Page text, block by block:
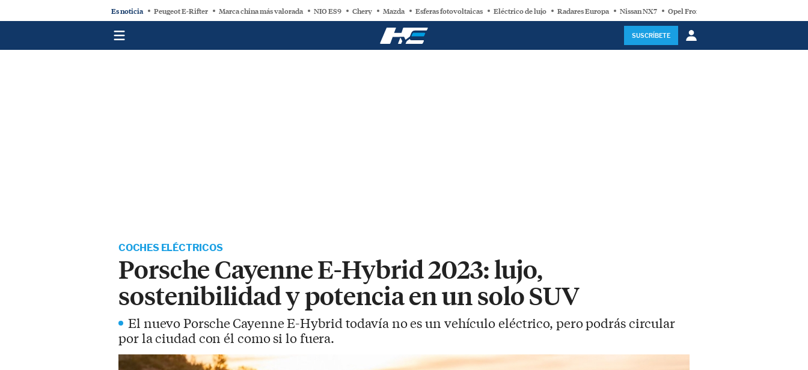
Es noticia Peugeot E-Rifter Marca china más valorada NIO ES9 Chery Mazda Esferas fotovoltaicas Eléctrico de lujo Radares Europa Nissan NX7 Opel Frontera Electric
SUSCRÍBETE
COCHES ELÉCTRICOS
Porsche Cayenne E-Hybrid 2023: lujo,
sostenibilidad y potencia en un solo SUV
El nuevo Porsche Cayenne E-Hybrid todavía no es un vehículo eléctrico, pero podrás circular
por la ciudad con él como si lo fuera.